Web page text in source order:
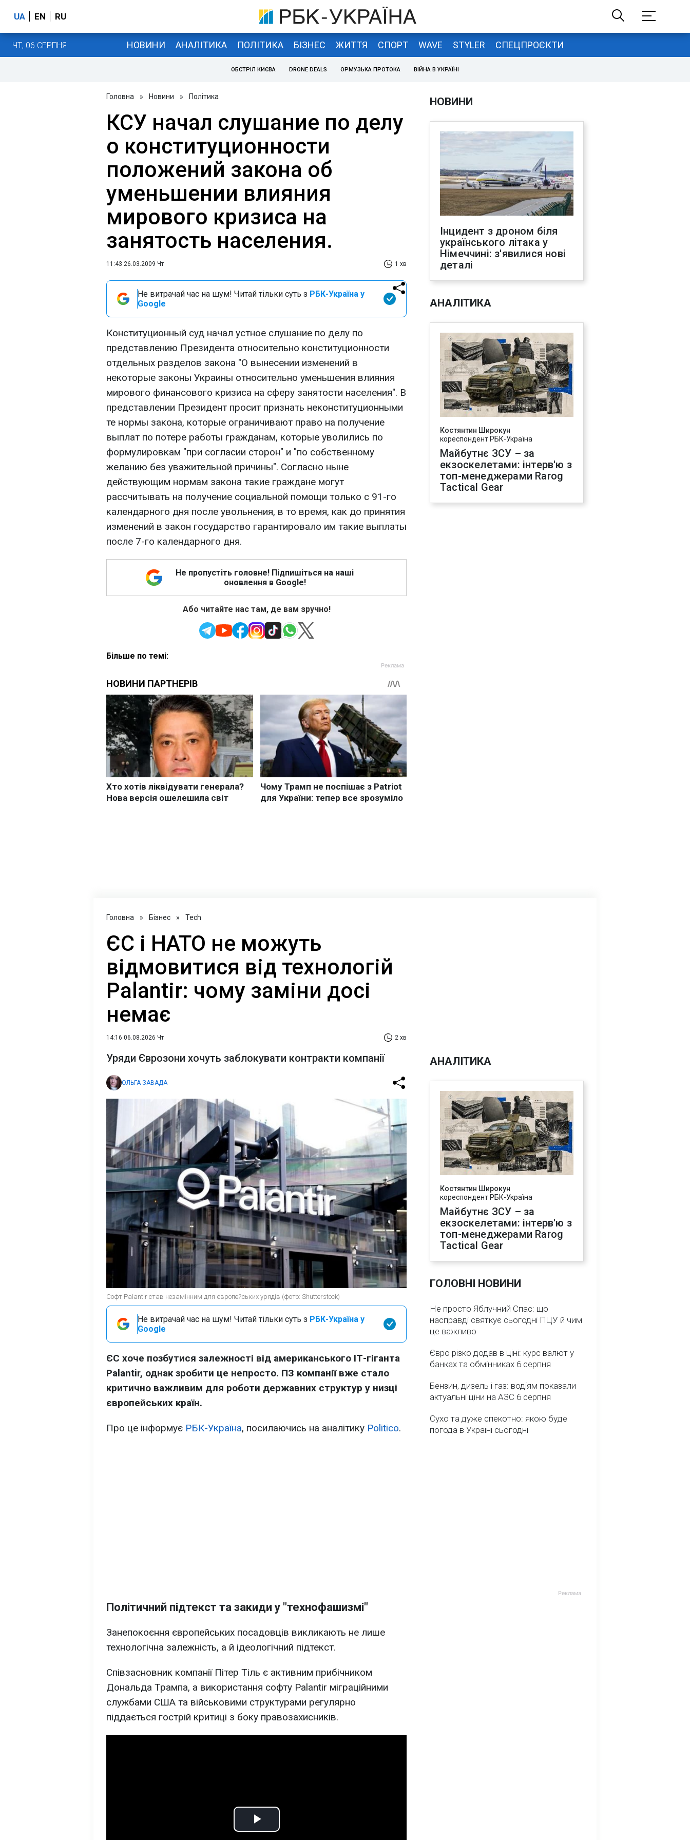
UA EN RU
ЧТ, 06 СЕРПНЯ НОВИНИ АНАЛІТИКА ПОЛІТИКА БІЗНЕС ЖИТТЯ СПОРТ WAVE STYLER СПЕЦПРОЄКТИ
ОБСТРІЛ КИЄВА DRONE DEALS ОРМУЗЬКА ПРОТОКА ВІЙНА В УКРАЇНІ
Головна » Новини » Політика
КСУ начал слушание по делу
о конституционности
положений закона об
уменьшении влияния
мирового кризиса на
занятость населения.
11:43 26.03.2009 Чт 1 хв
Не витрачай час на шум! Читай тільки суть з РБК-Україна у
Google
Конституционный суд начал устное слушание по делу по
представлению Президента относительно конституционности
отдельных разделов закона "О вынесении изменений в
некоторые законы Украины относительно уменьшения влияния
мирового финансового кризиса на сферу занятости населения". В
представлении Президент просит признать неконституционными
те нормы закона, которые ограничивают право на получение
выплат по потере работы гражданам, которые уволились по
формулировкам "при согласии сторон" и "по собственному
желанию без уважительной причины". Согласно ныне
действующим нормам закона такие граждане могут
рассчитывать на получение социальной помощи только с 91-го
календарного дня после увольнения, в то время, как до принятия
изменений в закон государство гарантировало им такие выплаты
после 7-го календарного дня.
Не пропустіть головне! Підпишіться на наші
оновлення в Google!
Або читайте нас там, де вам зручно!
Більше по темі:
НОВИНИ
Інцидент з дроном біля
українського літака у
Німеччині: з'явилися нові
деталі
АНАЛІТИКА
Костянтин Широкун
кореспондент РБК-Україна
Майбутнє ЗСУ – за
екзоскелетами: інтерв'ю з
топ-менеджерами Rarog
Tactical Gear
Головна » Бізнес » Tech
ЄС і НАТО не можуть
відмовитися від технологій
Palantir: чому заміни досі
немає
14:16 06.08.2026 Чт 2 хв
Уряди Єврозони хочуть заблокувати контракти компанії
ОЛЬГА ЗАВАДА
Софт Palantir став незамінним для європейських урядів (фото: Shutterstock)
Не витрачай час на шум! Читай тільки суть з РБК-Україна у
Google
ЄС хоче позбутися залежності від американського ІТ-гіганта
Palantir, однак зробити це непросто. ПЗ компанії вже стало
критично важливим для роботи державних структур у низці
європейських країн.
Про це інформує РБК-Україна, посилаючись на аналітику Politico.
Політичний підтекст та закиди у "технофашизмі"
Занепокоєння європейських посадовців викликають не лише
технологічна залежність, а й ідеологічний підтекст.
Співзасновник компанії Пітер Тіль є активним прибічником
Дональда Трампа, а використання софту Palantir міграційними
службами США та військовими структурами регулярно
піддається гострій критиці з боку правозахисників.
Play
АНАЛІТИКА
Костянтин Широкун
кореспондент РБК-Україна
Майбутнє ЗСУ – за
екзоскелетами: інтерв'ю з
топ-менеджерами Rarog
Tactical Gear
ГОЛОВНІ НОВИНИ
Не просто Яблучний Спас: що
насправді святкує сьогодні ПЦУ й чим
це важливо
Євро різко додав в ціні: курс валют у
банках та обмінниках 6 серпня
Бензин, дизель і газ: водіям показали
актуальні ціни на АЗС 6 серпня
Сухо та дуже спекотно: якою буде
погода в Україні сьогодні